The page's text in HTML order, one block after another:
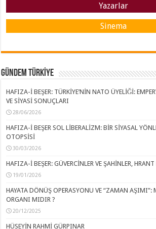
Yazarlar
Sinema
GÜNDEM TÜRKİYE
HAFIZA-İ BEŞER: TÜRKİYE’NİN NATO ÜYELİĞİ:
VE SİYASİ SONUÇLARI
28/06/2026
HAFIZA-İ BEŞER SOL LİBERALİZM: BİR SİYASAL
OTOPSİSİ
30/03/2026
HAFIZA-İ BEŞER: GÜVERCİNLER VE ŞAHİNLER,
19/01/2026
HAYATA DÖNÜŞ OPERASYONU VE “ZAMAN AŞIMI”:
ORGANI MIDIR ?
20/12/2025
HÜSEYİN RAHMİ GÜRPINAR